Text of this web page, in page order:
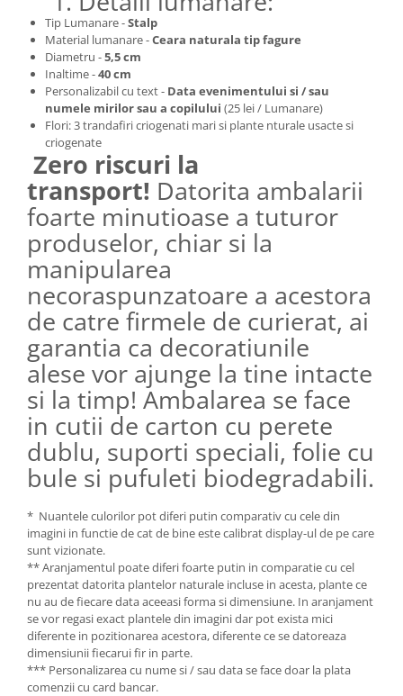
Tip Lumanare -Stalp
Material lumanare -Ceara naturala tip fagure
Diametru -5,5 cm
Inaltime -40 cm
Personalizabil cu text - Data evenimentului si / sau
numele mirilor sau a copilului (25 lei / Lumanare)
Flori: 3 trandafiri criogenati mari si plante nturale usacte si
criogenate
Zero riscuri la
transport! Datorita ambalarii
foarte minutioase a tuturor
produselor, chiar si la
manipularea
necoraspunzatoare a acestora
de catre firmele de curierat, ai
garantia ca decoratiunile
alese vor ajunge la tine intacte
si la timp! Ambalarea se face
in cutii de carton cu perete
dublu, suporti speciali, folie cu
bule si pufuleti biodegradabili.
* Nuantele culorilor pot diferi putin comparativ cu cele din
imagini in functie de cat de bine este calibrat display-ul de pe care
sunt vizionate.
** Aranjamentul poate diferi foarte putin in comparatie cu cel
prezentat datorita plantelor naturale incluse in acesta, plante ce
nu au de fiecare data aceeasi forma si dimensiune. In aranjament
se vor regasi exact plantele din imagini dar pot exista mici
diferente in pozitionarea acestora, diferente ce se datoreaza
dimensiunii fiecarui fir in parte.
*** Personalizarea cu nume si / sau data se face doar la plata
comenzii cu card bancar.